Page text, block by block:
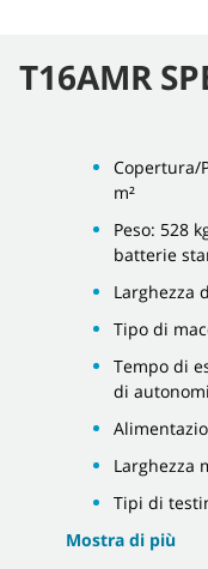
T16AMR
Copertura/
m²
Peso: 528
batterie
Larghezza
Tipo di
Tempo di
di
Larghezza
Tipi di
Mostra di più